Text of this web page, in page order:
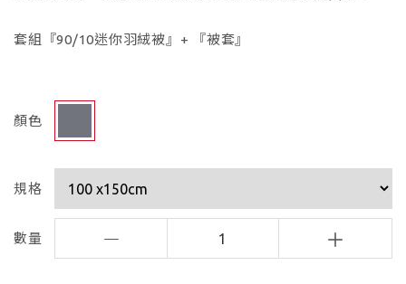
套組『90/10迷你羽絨被』+ 『被套』
顏色
規格
數量 1